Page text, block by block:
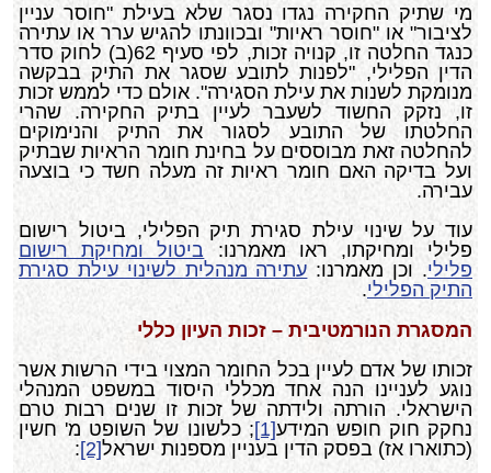
מי שתיק החקירה נגדו נסגר שלא בעילת "חוסר עניין
לציבור" או "חוסר ראיות" ובכוונתו להגיש ערר או עתירה
כנגד החלטה זו, קנויה זכות, לפי סעיף 62(ב) לחוק סדר
הדין הפלילי, "לפנות לתובע שסגר את התיק בבקשה
מנומקת לשנות את עילת הסגירה". אולם כדי לממש זכות
זו, נזקק החשוד לשעבר לעיין בתיק החקירה. שהרי
החלטתו של התובע לסגור את התיק והנימוקים
להחלטה זאת מבוססים על בחינת חומר הראיות שבתיק
ועל בדיקה האם חומר ראיות זה מעלה חשד כי בוצעה
עבירה.
עוד על שינוי עילת סגירת תיק הפלילי, ביטול רישום
פלילי ומחיקתו, ראו מאמרנו: ביטול ומחיקת רישום
פלילי. וכן מאמרנו: עתירה מנהלית לשינוי עילת סגירת
התיק הפלילי.
המסגרת הנורמטיבית – זכות העיון כללי
זכותו של אדם לעיין בכל החומר המצוי בידי הרשות אשר
נוגע לעניינו הנה אחד מכללי היסוד במשפט המנהלי
הישראלי. הורתה ולידתה של זכות זו שנים רבות טרם
נחקק חוק חופש המידע[1]; כלשונו של השופט מ' חשין
(כתוארו אז) בפסק הדין בעניין מספנות ישראל[2]
: